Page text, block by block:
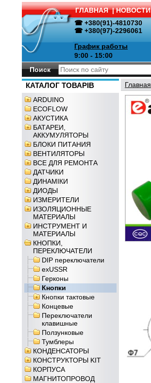
ГЛАВНАЯ | НОВОСТИ
☎ +380(91)-4810730
☎ +380(97)-2296061
График работы
9:00 - 15:00
Поиск
КАТАЛОГ ТОВАРІВ
ARDUINO
ECOFLOW
АКУСТИКА
БАТАРЕИ,
АККУМУЛЯТОРЫ
БЛОКИ ПИТАНИЯ
ВЕНТИЛЯТОРЫ
ВСЕ ДЛЯ РЕМОНТА
ДАТЧИКИ
ДИНАМІКИ
ДИОДЫ
ИЗМЕРИТЕЛИ
ИЗОЛЯЦИОННЫЕ
МАТЕРИАЛЫ
ИНСТРУМЕНТ И
МАТЕРИАЛЫ
КНОПКИ,
ПЕРЕКЛЮЧАТЕЛИ
DIP переключатели
exUSSR
Герконы
Кнопки
Кнопки тактовые
Концевые
Переключатели
клавишные
Ползунковые
Тумблеры
КОНДЕНСАТОРЫ
КОНСТРУКТОРЫ KIT
КОРПУСА
МАГНИТОПРОВОД
Главная